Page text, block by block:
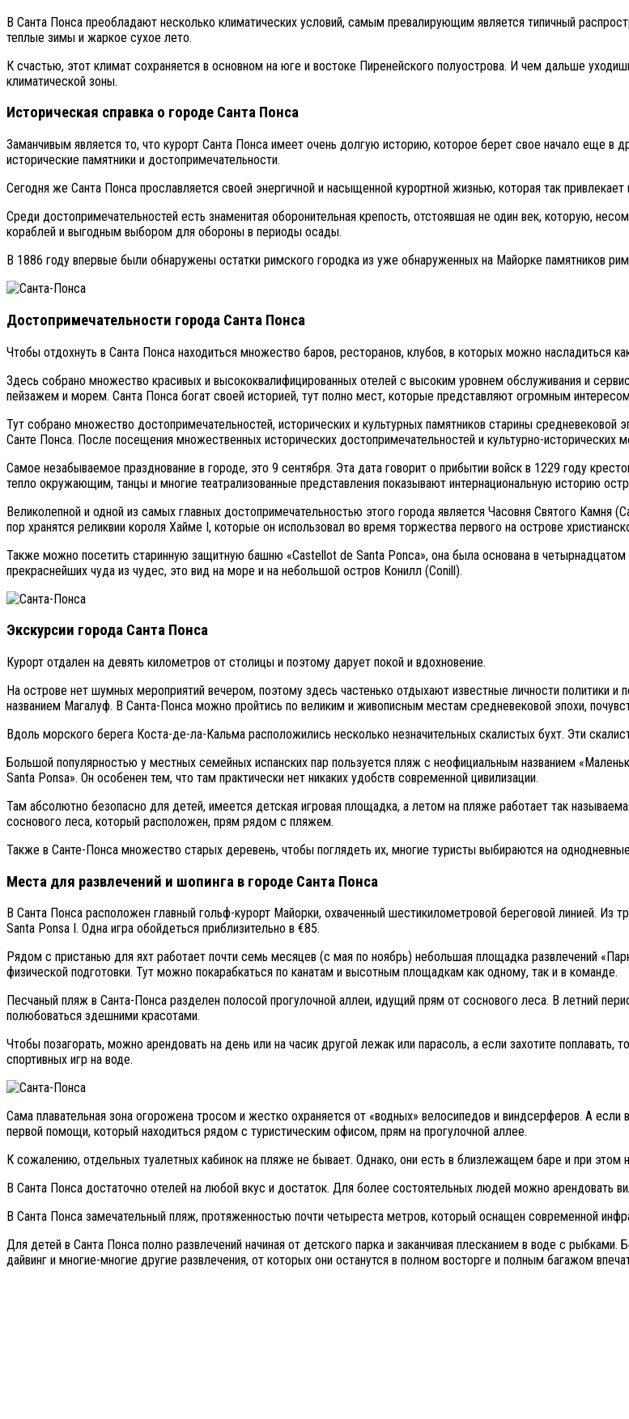
В Санта Понса преобладают несколько климатических условий, самым превалирующим является типичный
теплые зимы и жаркое сухое лето.
К счастью, этот климат сохраняется в основном на юге и востоке Пиренейского полуострова. И чем дальше
климатической зоны.
Историческая справка о городе Санта Понса
Заманчивым является то, что курорт Санта Понса имеет очень долгую историю, которое берет свое начало еще
исторические памятники и достопримечательности.
Сегодня же Санта Понса прославляется своей энергичной и насыщенной курортной жизнью, которая так
Среди достопримечательностей есть знаменитая оборонительная крепость, отстоявшая не один век, которую,
кораблей и выгодным выбором для обороны в периоды осады.
В 1886 году впервые были обнаружены остатки римского городка из уже обнаруженных на Майорке памятников
Достопримечательности города Санта Понса
Чтобы отдохнуть в Санта Понса находиться множество баров, ресторанов, клубов, в которых можно насладиться
Здесь собрано множество красивых и высококвалифицированных отелей с высоким уровнем обслуживания и
пейзажем и морем. Санта Понса богат своей историей, тут полно мест, которые представляют огромным
Тут собрано множество достопримечательностей, исторических и культурных памятников старины средневековой
Санте Понса. После посещения множественных исторических достопримечательностей и культурно-исторических
Самое незабываемое празднование в городе, это 9 сентября. Эта дата говорит о прибытии войск в 1229 году
тепло окружающим, танцы и многие театрализованные представления показывают интернациональную историю
Великолепной и одной из самых главных достопримечательностью этого города является Часовня Святого Камня
пор хранятся реликвии короля Хайме I, которые он использовал во время торжества первого на острове
Также можно посетить старинную защитную башню «Castellot de Santa Ponсa», она была основана в
прекраснейших чуда из чудес, это вид на море и на небольшой остров Конилл (Conill).
Экскурсии города Санта Понса
Курорт отдален на девять километров от столицы и поэтому дарует покой и вдохновение.
На острове нет шумных мероприятий вечером, поэтому здесь частенько отдыхают известные личности политики
названием Магалуф. В Санта-Понса можно пройтись по великим и живописным местам средневековой эпохи,
Вдоль морского берега Коста-де-ла-Кальма расположились несколько незначительных скалистых бухт. Эти
Большой популярностью у местных семейных испанских пар пользуется пляж с неофициальным названием
Santa Ponsa». Он особенен тем, что там практически нет никаких удобств современной цивилизации.
Там абсолютно безопасно для детей, имеется детская игровая площадка, а летом на пляже работает так
соснового леса, который расположен, прям рядом с пляжем.
Также в Санте-Понса множество старых деревень, чтобы поглядеть их, многие туристы выбираются на
Места для развлечений и шопинга в городе Санта Понса
В Санта Понса расположен главный гольф-курорт Майорки, охваченный шестикилометровой береговой линией.
Santa Ponsa I. Одна игра обойдеться приблизительно в €85.
Рядом с пристанью для яхт работает почти семь месяцев (с мая по ноябрь) небольшая площадка развлечений
физической подготовки. Тут можно покарабкаться по канатам и высотным площадкам как одному, так и в команде.
Песчаный пляж в Санта-Понса разделен полосой прогулочной аллеи, идущий прям от соснового леса. В летний
полюбоваться здешними красотами.
Чтобы позагорать, можно арендовать на день или на часик другой лежак или парасоль, а если захотите
спортивных игр на воде.
Сама плавательная зона огорожена тросом и жестко охраняется от «водных» велосипедов и виндсерферов. А если
первой помощи, который находиться рядом с туристическим офисом, прям на прогулочной аллее.
К сожалению, отдельных туалетных кабинок на пляже не бывает. Однако, они есть в близлежащем баре и при этом
В Санта Понса достаточно отелей на любой вкус и достаток. Для более состоятельных людей можно арендовать
В Санта Понса замечательный пляж, протяженностью почти четыреста метров, который оснащен современной
Для детей в Санта Понса полно развлечений начиная от детского парка и заканчивая плесканием в воде с
дайвинг и многие-многие другие развлечения, от которых они останутся в полном восторге и полным багажом